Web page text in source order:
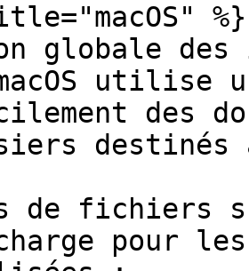
%}
globale des
utilise
des
destinés
de fichiers
pour